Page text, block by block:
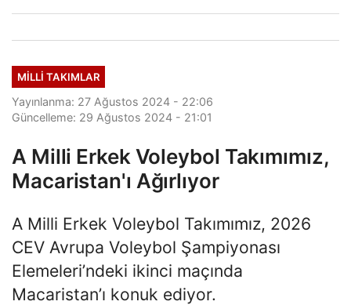
MILLI TAKIMLAR
Yayınlanma: 27 Ağustos 2024 - 22:06
Güncelleme: 29 Ağustos 2024 - 21:01
A Milli Erkek Voleybol Takımımız,
Macaristan'ı Ağırlıyor
A Milli Erkek Voleybol Takımımız, 2026
CEV Avrupa Voleybol Şampiyonası
Elemeleri’ndeki ikinci maçında
Macaristan’ı konuk ediyor.